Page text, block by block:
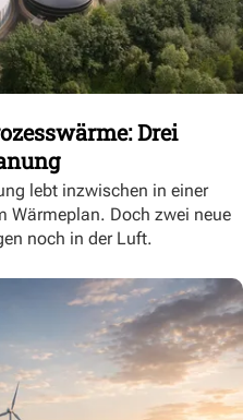
Drei
lebt inzwischen in einer
Wärmeplan. Doch zwei neue
noch in der Luft.